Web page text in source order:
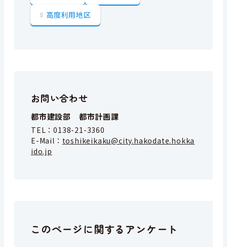
高度利用地区
お問い合わせ
都市建設部 都市計画課
TEL：0138-21-3360
E-Mail： toshikeikaku@city.hakodate.hokka
ido.jp
このページに関するアンケート